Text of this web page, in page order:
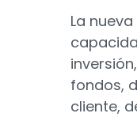
La
fondos,
cliente,